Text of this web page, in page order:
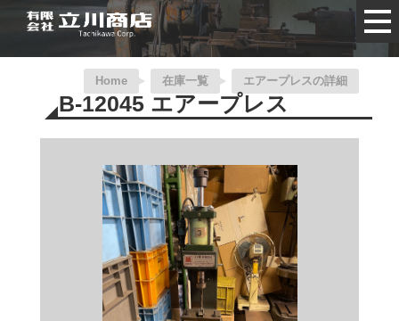
Home 在庫一覧 エアープレスの詳細
B-12045 エアープレス